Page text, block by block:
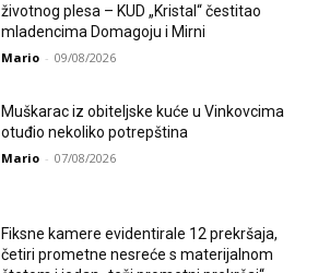
životnog plesa – KUD „Kristal“ čestitao
mladencima Domagoju i Mirni
Mario - 09/08/2026
Muškarac iz obiteljske kuće u Vinkovcima
otuđio nekoliko potrepština
Mario - 07/08/2026
Fiksne kamere evidentirale 12 prekršaja,
četiri prometne nesreće s materijalnom